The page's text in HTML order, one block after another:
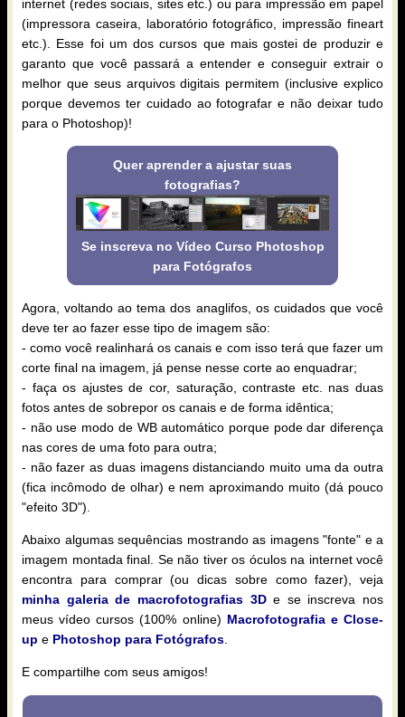
internet (redes sociais, sites etc.) ou para impressão em papel
(impressora caseira, laboratório fotográfico, impressão fineart
etc.). Esse foi um dos cursos que mais gostei de produzir e
garanto que você passará a entender e conseguir extrair o
melhor que seus arquivos digitais permitem (inclusive explico
porque devemos ter cuidado ao fotografar e não deixar tudo
para o Photoshop)!
Quer aprender a ajustar suas
fotografias?
Se inscreva no Vídeo Curso Photoshop
para Fotógrafos
Agora, voltando ao tema dos anaglifos, os cuidados que você
deve ter ao fazer esse tipo de imagem são:
- como você realinhará os canais e com isso terá que fazer um
corte final na imagem, já pense nesse corte ao enquadrar;
- faça os ajustes de cor, saturação, contraste etc. nas duas
fotos antes de sobrepor os canais e de forma idêntica;
- não use modo de WB automático porque pode dar diferença
nas cores de uma foto para outra;
- não fazer as duas imagens distanciando muito uma da outra
(fica incômodo de olhar) e nem aproximando muito (dá pouco
"efeito 3D").
Abaixo algumas sequências mostrando as imagens "fonte" e a
imagem montada final. Se não tiver os óculos na internet você
encontra para comprar (ou dicas sobre como fazer), veja
minha galeria de macrofotografias 3De se inscreva nos
meus vídeo cursos (100% online) Macrofotografia e Close-
up e Photoshop para Fotógrafos
E compartilhe com seus amigos!